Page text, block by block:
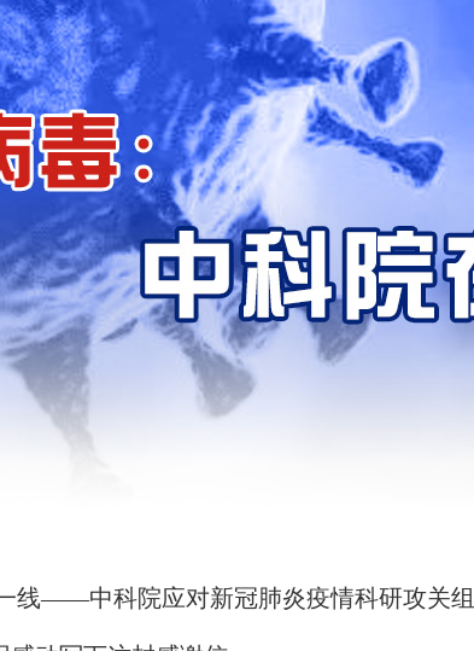
线——中科院应对新冠肺炎疫情科研攻关